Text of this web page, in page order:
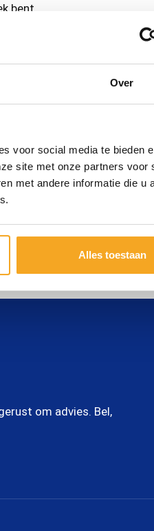
Over
voor social media te bieden
site met onze partners voor
met andere informatie die u
Alles toestaan
bent
wat
lange wachttijden
wij veel op
hebben.
om advies. Bel,